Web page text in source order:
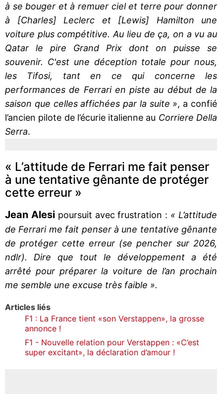
à se bouger et à remuer ciel et terre pour donner
à [Charles] Leclerc et [Lewis] Hamilton une
voiture plus compétitive. Au lieu de ça, on a vu au
Qatar le pire Grand Prix dont on puisse se
souvenir. C'est une déception totale pour nous,
les Tifosi, tant en ce qui concerne les
performances de Ferrari en piste au début de la
saison que celles affichées par la suite », a confié
l’ancien pilote de l’écurie italienne au Corriere Della
Serra.
« L’attitude de Ferrari me fait penser
à une tentative gênante de protéger
cette erreur »
Jean Alesipoursuit avec frustration : « L’attitude
de Ferrari me fait penser à une tentative gênante
de protéger cette erreur (se pencher sur 2026,
ndlr). Dire que tout le développement a été
arrêté pour préparer la voiture de l’an prochain
me semble une excuse très faible ».
Articles liés
F1 : La France tient «son Verstappen», la grosse
annonce !
F1 - Nouvelle relation pour Verstappen : «C’est
super excitant», la déclaration d’amour !